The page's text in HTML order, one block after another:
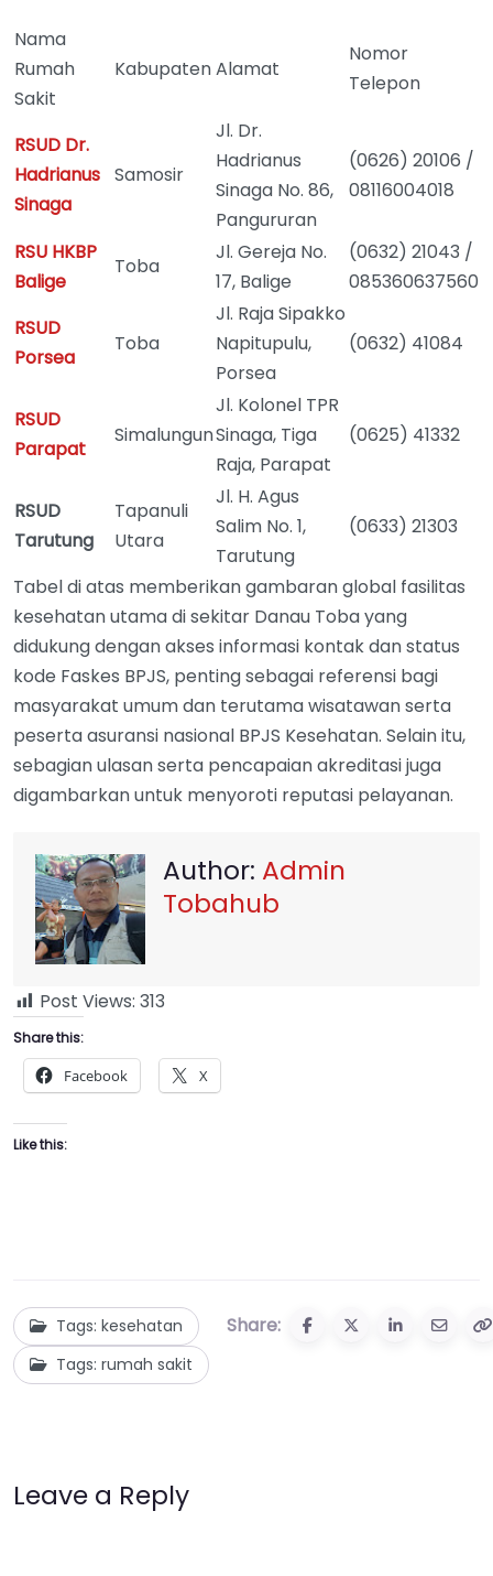
Nama
Rumah
Sakit
KabupatenAlamat
Nomor
Telepon
RSUD Dr.
Hadrianus
Sinaga
Samosir
Jl. Dr.
Hadrianus
Sinaga No. 86,
Pangururan
(0626) 20106 /
08116004018
RSU HKBP
Balige
Toba
Jl. Gereja No.
17, Balige
(0632) 21043 /
085360637560
RSUD
Porsea
Toba
Jl. Raja Sipakko
Napitupulu,
Porsea
(0632) 41084
RSUD
Parapat
Simalungun
Jl. Kolonel TPR
Sinaga, Tiga
Raja, Parapat
(0625) 41332
RSUD
Tarutung
Tapanuli
Utara
Jl. H. Agus
Salim No. 1,
Tarutung
(0633) 21303
Tabel di atas memberikan gambaran global fasilitas
kesehatan utama di sekitar Danau Toba yang
didukung dengan akses informasi kontak dan status
kode Faskes BPJS, penting sebagai referensi bagi
masyarakat umum dan terutama wisatawan serta
peserta asuransi nasional BPJS Kesehatan. Selain itu,
sebagian ulasan serta pencapaian akreditasi juga
digambarkan untuk menyoroti reputasi pelayanan.
Author: Admin
Tobahub
Post Views: 313
Share this:
Facebook X
Like this:
Tags: kesehatan
Tags: rumah sakit
Share:
Leave a Reply